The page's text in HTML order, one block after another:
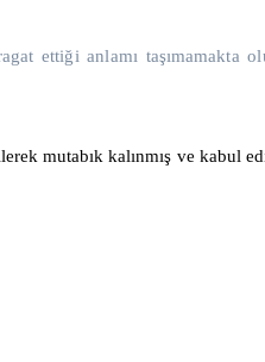
ettiği anlamı taşımamakta
mutabık kalınmış ve kabul